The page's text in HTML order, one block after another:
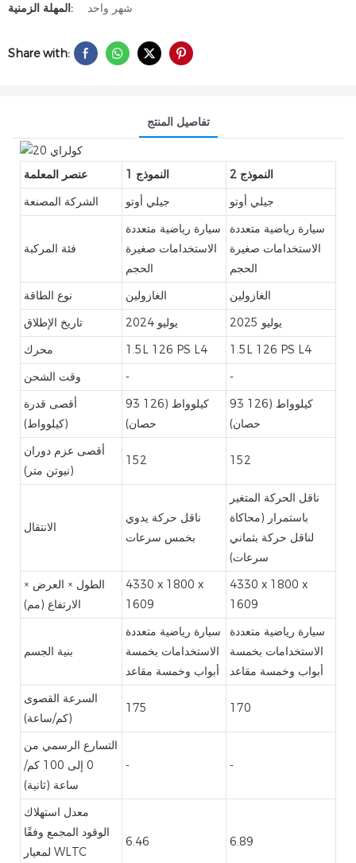
المهلة الزمنية:
شهر واحد
Share with:
تفاصيل المنتج
عنصر المعلمة النموذج 1
النموذج 2
الشركة المصنعة
جيلي أوتو جيلي أوتو
فئة المركبة
سيارة رياضية متعددة
الاستخدامات صغيرة
الحجم
سيارة رياضية متعددة
الاستخدامات صغيرة
الحجم
نوع الطاقة
الغازولين
الغازولين
تاريخ الإطلاق
يوليو 2024
يوليو 2025
محرك
1.5L 126 PS L4
1.5L 126 PS L4
وقت الشحن
-
-
أقصى قدرة
(كيلوواط)
93 كيلوواط (126
حصان)
93 كيلوواط (126
حصان)
أقصى عزم دوران
(نيوتن متر)
152 152
الانتقال
ناقل حركة يدوي
بخمس سرعات
ناقل الحركة المتغير
باستمرار (محاكاة
لناقل حركة بثماني
سرعات)
الطول × العرض ×
الارتفاع (مم)
4330 x 1800 x
1609
4330 x 1800 x
1609
بنية الجسم
سيارة رياضية متعددة
الاستخدامات بخمسة
أبواب وخمسة مقاعد
سيارة رياضية متعددة
الاستخدامات بخمسة
أبواب وخمسة مقاعد
السرعة القصوى
(كم/ساعة)
175 170
التسارع الرسمي من
0 إلى 100 كم/
ساعة (ثانية)
- -
معدل استهلاك
الوقود المجمع وفقًا
لمعيار WLTC
6.46 6.89